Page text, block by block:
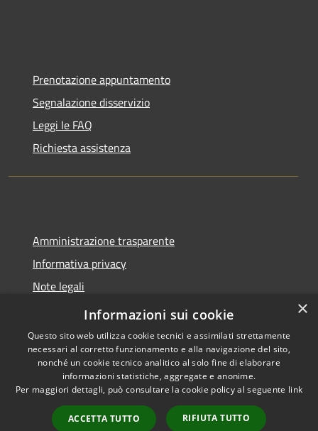
Prenotazione appuntamento
Segnalazione disservizio
Leggi le FAQ
Richiesta assistenza
Amministrazione trasparente
Informativa privacy
Note legali
Dichiarazione di accessibilità
Accessibilità
Copyright © 2026 • Comune di
Lazzate • Powered by
Municipium•
Accesso
×
Informazioni sui cookie
Questo sito web utilizza cookie tecnici e assimilati strettamente
necessari al corretto funzionamento e alla navigazione del sito,
nonché un cookie tecnico analitico al solo fine di elaborare
informazioni statistiche, aggregate e anonime.
Per maggiori dettagli, può consultare la cookie policy al seguente link
ACCETTA TUTTO RIFIUTA TUTTO